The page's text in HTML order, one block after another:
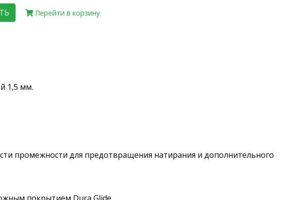
Перейти в корзину
1,5 мм.
промежности для предотвращения натирания и дополнительного